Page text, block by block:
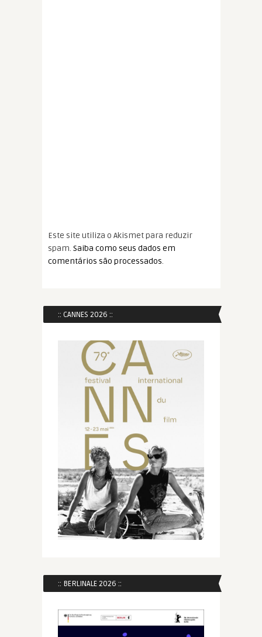
Este site utiliza o Akismet para reduzir
spam. Saiba como seus dados em
comentários são processados.
:: CANNES 2026 ::
:: BERLINALE 2026 ::